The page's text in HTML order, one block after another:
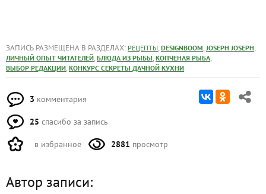
ЗАПИСЬ РАЗМЕЩЕНА В РАЗДЕЛАХ: РЕЦЕПТЫ, DESIGNBOOM, JOSEPH JOSEPH,
ЛИЧНЫЙ ОПЫТ ЧИТАТЕЛЕЙ, БЛЮДА ИЗ РЫБЫ, КОПЧЕНАЯ РЫБА,
ВЫБОР РЕДАКЦИИ, КОНКУРС СЕКРЕТЫ ДАЧНОЙ КУХНИ
3 комментария
25 спасибо за запись
в избранное 2881 просмотр
Автор записи: